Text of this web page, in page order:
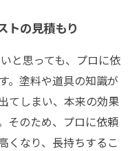
トの見積もり
と思っても、プロに依
。塗料や道具の知識が
てしまい、本来の効果
そのため、プロに依頼
くなり、長持ちするこ